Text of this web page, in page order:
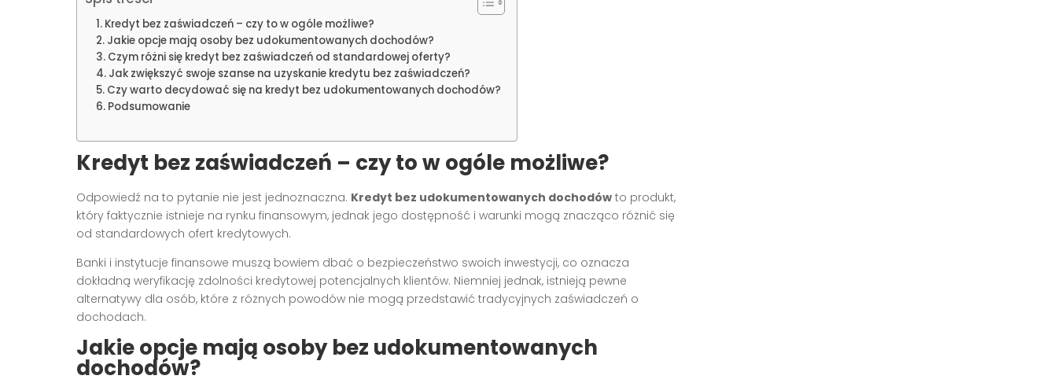
Kredyt bez zaświadczeń – czy to w ogóle możliwe?
Jakie opcje mają osoby bez udokumentowanych dochodów?
Czym różni się kredyt bez zaświadczeń od standardowej oferty?
Jak zwiększyć swoje szanse na uzyskanie kredytu bez zaświadczeń?
Czy warto decydować się na kredyt bez udokumentowanych dochodów?
Podsumowanie
Kredyt bez zaświadczeń – czy to w ogóle możliwe?
Odpowiedź na to pytanie nie jest jednoznaczna. Kredyt bez udokumentowanych dochodów to produkt,
który faktycznie istnieje na rynku finansowym, jednak jego dostępność i warunki mogą znacząco różnić się
od standardowych ofert kredytowych.
Banki i instytucje finansowe muszą bowiem dbać o bezpieczeństwo swoich inwestycji, co oznacza
dokładną weryfikację zdolności kredytowej potencjalnych klientów. Niemniej jednak, istnieją pewne
alternatywy dla osób, które z różnych powodów nie mogą przedstawić tradycyjnych zaświadczeń o
dochodach.
Jakie opcje mają osoby bez udokumentowanych
dochodów?